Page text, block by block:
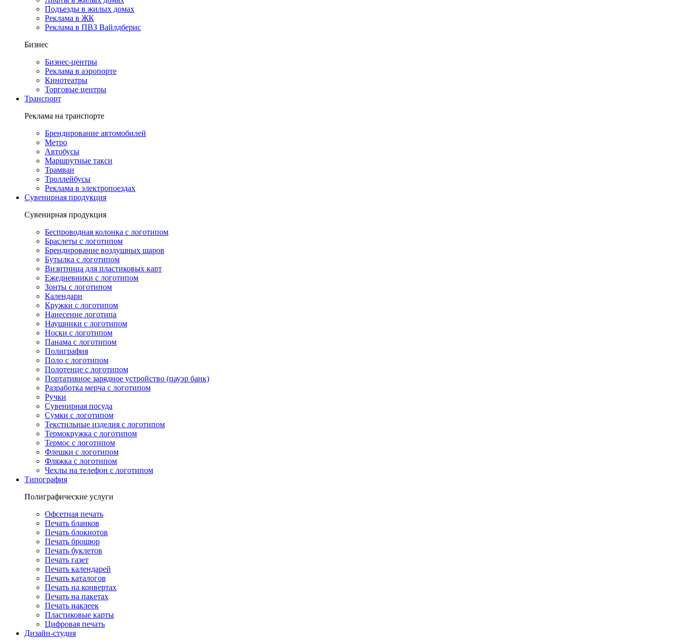
Подъезды в жилых домах
Реклама в ЖК
Реклама в ПВЗ Вайлдберис
Бизнес
Бизнес-центры
Реклама в аэропорте
Кинотеатры
Торговые центры
Транспорт
Реклама на транспорте
Брендирование автомобилей
Метро
Автобусы
Маршрутные такси
Трамваи
Троллейбусы
Реклама в электропоездах
Сувенирная продукция
Сувенирная продукция
Беспроводная колонка с логотипом
Браслеты с логотипом
Брендирование воздушных шаров
Бутылка с логотипом
Визитница для пластиковых карт
Ежедневники с логотипом
Зонты с логотипом
Календари
Кружки с логотипом
Нанесение логотипа
Наушники с логотипом
Носки с логотипом
Панама с логотипом
Полиграфия
Поло с логотипом
Полотенце с логотипом
Портативное зарядное устройство (пауэр банк)
Разработка мерча с логотипом
Ручки
Сувенирная посуда
Сумки с логотипом
Текстильные изделия с логотипом
Термокружка с логотипом
Термос с логотипом
Флешки с логотипом
Фляжка с логотипом
Чехлы на телефон с логотипом
Типография
Полиграфические услуги
Офсетная печать
Печать бланков
Печать блокнотов
Печать брошюр
Печать буклетов
Печать газет
Печать календарей
Печать каталогов
Печать на конвертах
Печать на пакетах
Печать наклеек
Пластиковые карты
Цифровая печать
Дизайн-студия